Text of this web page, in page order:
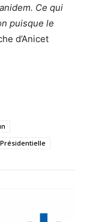
Ce qui
puisque le
d’Anicet
Présidentielle